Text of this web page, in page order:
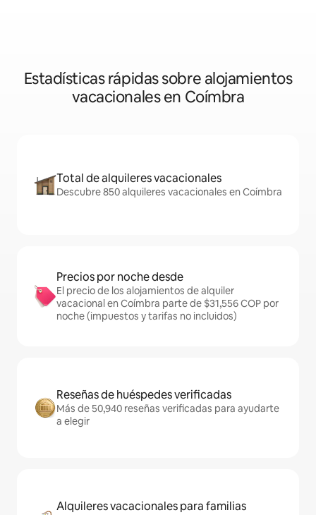
Estadísticas rápidas sobre alojamientos
vacacionales en Coímbra
Total de alquileres vacacionales
Descubre 850 alquileres vacacionales en Coímbra
Precios por noche desde
El precio de los alojamientos de alquiler
vacacional en Coímbra parte de $31,556 COP por
noche (impuestos y tarifas no incluidos)
Reseñas de huéspedes verificadas
Más de 50,940 reseñas verificadas para ayudarte
a elegir
Alquileres vacacionales para familias